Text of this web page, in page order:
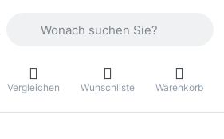
Vergleichen Wunschliste Warenkorb